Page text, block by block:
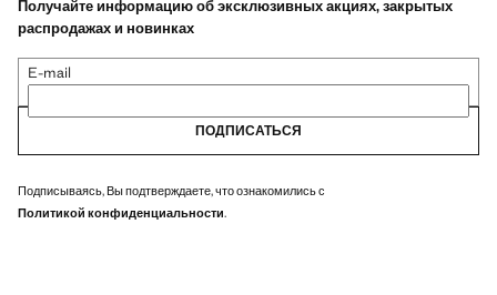
Получайте информацию об эксклюзивных акциях, закрытых
распродажах и новинках
E-mail
ПОДПИСАТЬСЯ
Подписываясь, Вы подтверждаете, что ознакомились с
Политикой конфиденциальности.